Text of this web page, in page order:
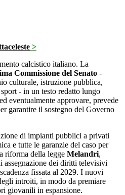
>
calcistico italiano. La
Commissione del Senato -
culturale, istruzione pubblica,
- in un testo redatto lungo
eventualmente approvare, prevede
garantire il sostegno del Governo
di impianti pubblici a privati
e tutte le garanzie del caso per
riforma della legge Melandri,
assegnazione dei diritti televisivi
fissata al 2029. I nuovi
introiti, in modo da premiare
giovanili in espansione.